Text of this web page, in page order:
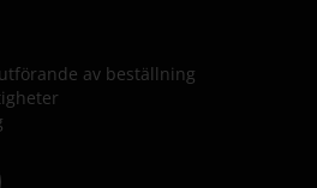
av beställning